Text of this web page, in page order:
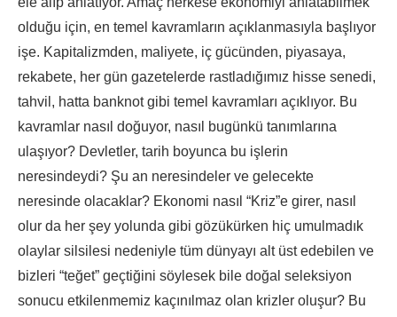
olduğu için, en temel kavramların açıklanmasıyla başlıyor
işe. Kapitalizmden, maliyete, iç gücünden, piyasaya,
rekabete, her gün gazetelerde rastladığımız hisse senedi,
tahvil, hatta banknot gibi temel kavramları açıklıyor. Bu
kavramlar nasıl doğuyor, nasıl bugünkü tanımlarına
ulaşıyor? Devletler, tarih boyunca bu işlerin
neresindeydi? Şu an neresindeler ve gelecekte
neresinde olacaklar? Ekonomi nasıl “Kriz”e girer, nasıl
olur da her şey yolunda gibi gözükürken hiç umulmadık
olaylar silsilesi nedeniyle tüm dünyayı alt üst edebilen ve
bizleri “teğet” geçtiğini söylesek bile doğal seleksiyon
sonucu etkilenmemiz kaçınılmaz olan krizler oluşur? Bu